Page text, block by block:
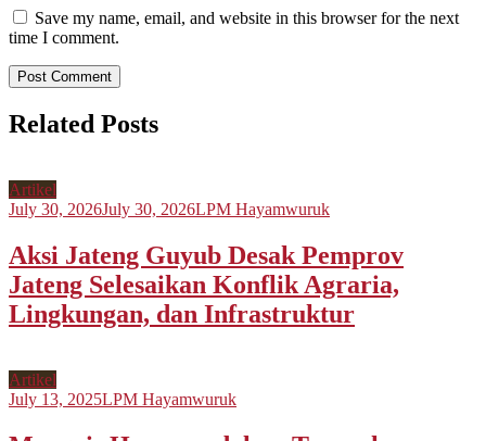
Save my name, email, and website in this browser for the next
time I comment.
Related Posts
Artikel
July 30, 2026July 30, 2026LPM Hayamwuruk
Aksi Jateng Guyub Desak Pemprov
Jateng Selesaikan Konflik Agraria,
Lingkungan, dan Infrastruktur
Artikel
July 13, 2025LPM Hayamwuruk